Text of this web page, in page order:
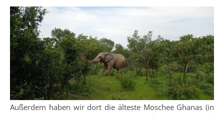
Außerdem haben wir dort die älteste Moschee Ghanas (in